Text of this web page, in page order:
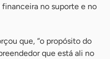
no suporte e no
que, “o propósito do
que está ali no